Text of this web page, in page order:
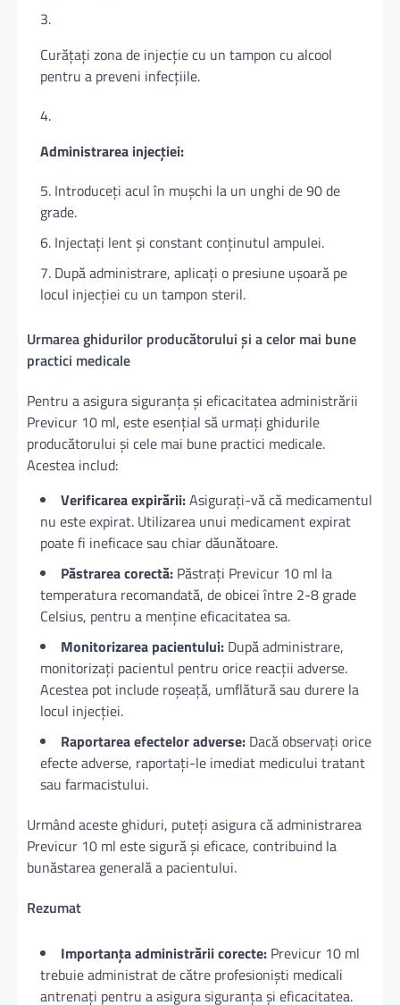
Curățați zona de injecție cu un tampon cu alcool
pentru a preveni infecțiile.
Administrarea injecției:
Introduceți acul în mușchi la un unghi de 90 de
grade.
Injectați lent și constant conținutul ampulei.
După administrare, aplicați o presiune ușoară pe
locul injecției cu un tampon steril.
Urmarea ghidurilor producătorului și a celor mai bune
practici medicale
Pentru a asigura siguranța și eficacitatea administrării
Previcur 10 ml, este esențial să urmați ghidurile
producătorului și cele mai bune practici medicale.
Acestea includ:
Verificarea expirării:Asigurați-vă că medicamentul
nu este expirat. Utilizarea unui medicament expirat
poate fi ineficace sau chiar dăunătoare.
Păstrarea corectă: Păstrați Previcur 10 ml la
temperatura recomandată, de obicei între 2-8 grade
Celsius, pentru a menține eficacitatea sa.
Monitorizarea pacientului: După administrare,
monitorizați pacientul pentru orice reacții adverse.
Acestea pot include roșeață, umflătură sau durere la
locul injecției.
Raportarea efectelor adverse: Dacă observați orice
efecte adverse, raportați-le imediat medicului tratant
sau farmacistului.
Urmând aceste ghiduri, puteți asigura că administrarea
Previcur 10 ml este sigură și eficace, contribuind la
bunăstarea generală a pacientului.
Rezumat
Importanța administrării corecte: Previcur 10 ml
trebuie administrat de către profesioniști medicali
antrenați pentru a asigura siguranța și eficacitatea.